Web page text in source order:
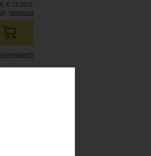
€ 13,20/L
Versand